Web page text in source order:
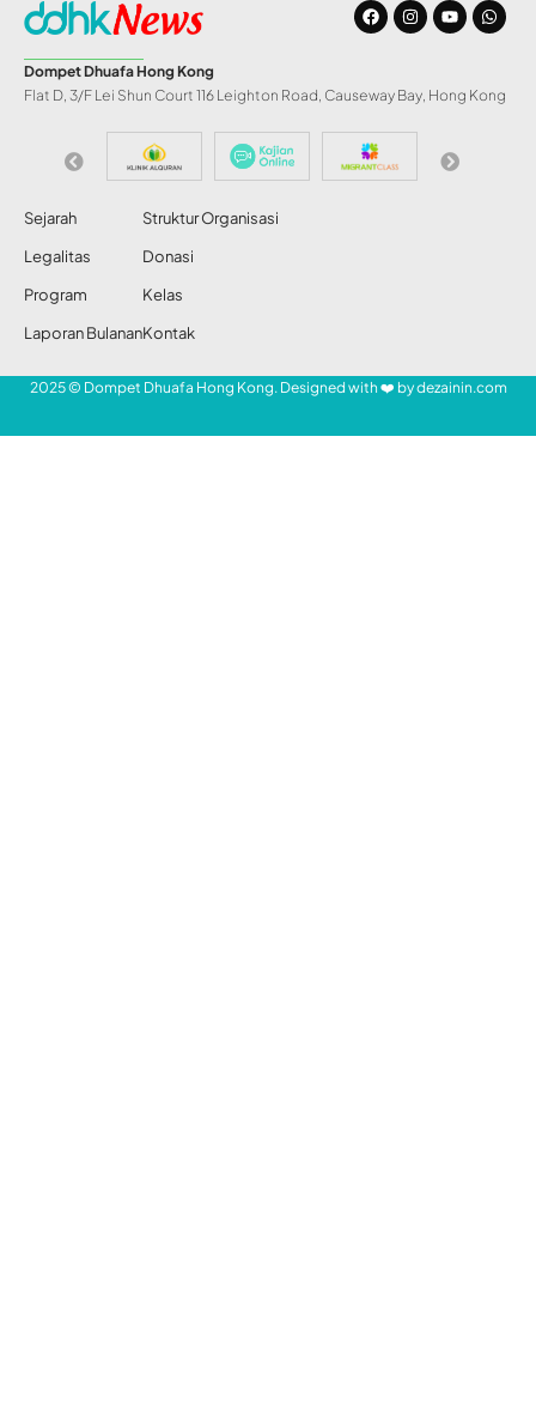
Pusat Manajemen
Bencana DD
Terjunkan 5 Tim ke
Lokasi Kecelakaan
Sriwijaya Air
11 Jan 202152 Views